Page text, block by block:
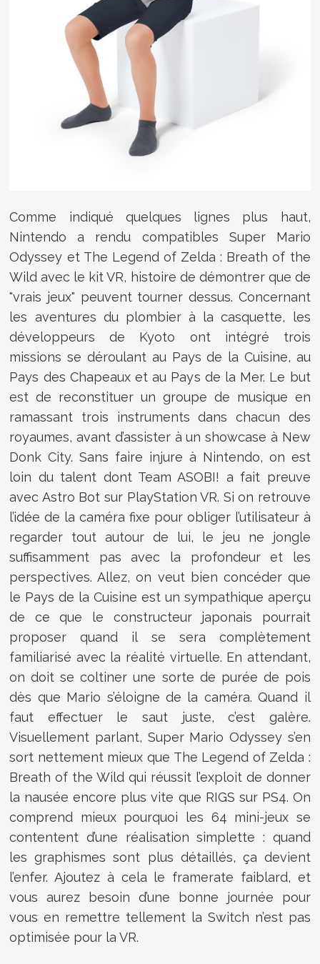
Comme indiqué quelques lignes plus haut,
Nintendo a rendu compatibles Super Mario
Odyssey et The Legend of Zelda : Breath of the
Wild avec le kit VR, histoire de démontrer que de
"vrais jeux" peuvent tourner dessus. Concernant
les aventures du plombier à la casquette, les
développeurs de Kyoto ont intégré trois
missions se déroulant au Pays de la Cuisine, au
Pays des Chapeaux et au Pays de la Mer. Le but
est de reconstituer un groupe de musique en
ramassant trois instruments dans chacun des
royaumes, avant d’assister à un showcase à New
Donk City. Sans faire injure à Nintendo, on est
loin du talent dont Team ASOBI! a fait preuve
avec Astro Bot sur PlayStation VR. Si on retrouve
l’idée de la caméra fixe pour obliger l’utilisateur à
regarder tout autour de lui, le jeu ne jongle
suffisamment pas avec la profondeur et les
perspectives. Allez, on veut bien concéder que
le Pays de la Cuisine est un sympathique aperçu
de ce que le constructeur japonais pourrait
proposer quand il se sera complètement
familiarisé avec la réalité virtuelle. En attendant,
on doit se coltiner une sorte de purée de pois
dès que Mario s’éloigne de la caméra. Quand il
faut effectuer le saut juste, c’est galère.
Visuellement parlant, Super Mario Odyssey s’en
sort nettement mieux que The Legend of Zelda :
Breath of the Wild qui réussit l’exploit de donner
la nausée encore plus vite que RIGS sur PS4. On
comprend mieux pourquoi les 64 mini-jeux se
contentent d’une réalisation simplette : quand
les graphismes sont plus détaillés, ça devient
l’enfer. Ajoutez à cela le framerate faiblard, et
vous aurez besoin d’une bonne journée pour
vous en remettre tellement la Switch n’est pas
optimisée pour la VR.